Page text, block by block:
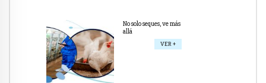
No solo seques, ve más
allá
VER +